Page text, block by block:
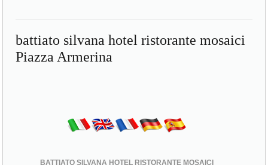
battiato silvana hotel ristorante mosaici
Piazza Armerina
BATTIATO SILVANA HOTEL RISTORANTE MOSAICI